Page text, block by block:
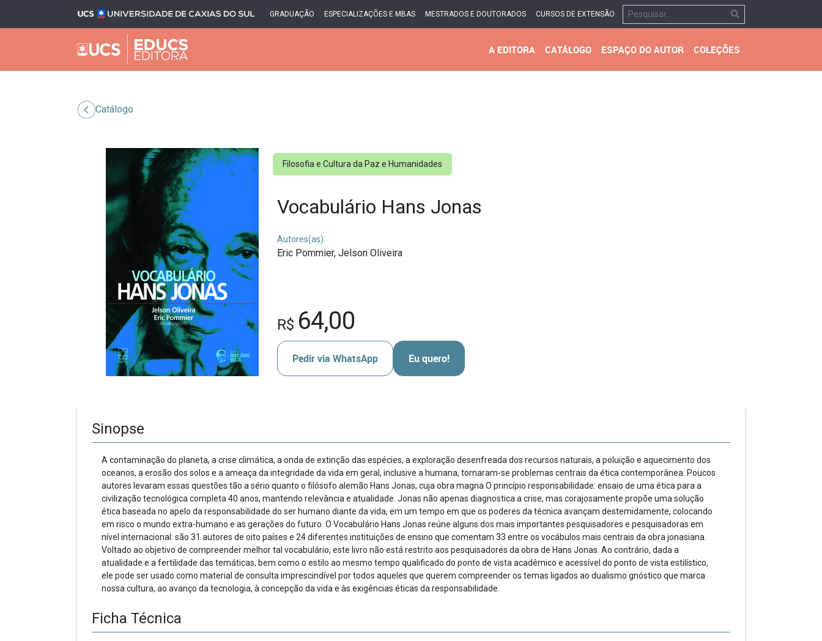
GRADUAÇÃO ESPECIALIZAÇÕES E MBAS MESTRADOS E DOUTORADOS CURSOS DE EXTENSÃO
A EDITORA CATÁLOGO ESPAÇO DO AUTOR COLEÇÕES
Catálogo
Filosofia e Cultura da Paz e Humanidades
Vocabulário Hans Jonas
Autores(as):
Eric Pommier,Jelson Oliveira
R$ 64,00
Pedir via WhatsApp Eu quero!
Sinopse
A contaminação do planeta, a crise climática, a onda de extinção das espé­cies, a exploração desenfreada dos recursos naturais, a poluição e aque­ci­mento dos
oceanos, a erosão dos solos e a ameaça da integridade da vida em geral, inclusive a humana, tornaram-se problemas centrais da ética con­temporânea. Poucos
autores levaram essas questões tão a sério quanto o filósofo alemão Hans Jonas, cuja obra magna O princípio responsabilidade: ensaio de uma ética para a
civilização tecnológica completa 40 anos, man­ten­do relevância e atualidade. Jonas não apenas diagnostica a crise, mas corajosamente propõe uma solução
ética baseada no apelo da respon­sabili­dade do ser humano dian­te da vida, em um tempo em que os poderes da técnica avançam deste­mida­mente, colocando
em risco o mundo extra-hu­mano e as gerações do futuro. O Vocabulário Hans Jonas reúne alguns dos mais importantes pesqui­sadores e pesquisadoras em
nível internacional: são 31 autores de oito países e 24 dife­rentes instituições de ensino que comentam 33 entre os vocábulos mais cen­trais da obra jonasiana.
Voltado ao objetivo de compreender melhor tal voca­bulário, este livro não está restrito aos pesquisadores da obra de Hans Jonas. Ao contrário, dada a
atualidade e a fertilidade das temáticas, bem como o esti­lo ao mesmo tempo qualificado do ponto de vista acadêmico e acessível do pon­to de vista estilístico,
ele pode ser usado como material de consulta im­pres­cindível por todos aqueles que querem compreender os temas ligados ao dualismo gnóstico que marca
nossa cultura, ao avanço da tecnologia, à con­cepção da vida e às exigências éticas da responsabilidade.
Ficha Técnica